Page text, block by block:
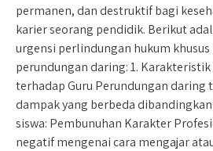
permanen, dan destruktif bagi
karier seorang pendidik. Berikut
urgensi perlindungan hukum
perundungan daring: 1.
terhadap Guru Perundungan
dampak yang berbeda
siswa: Pembunuhan Karakter
negatif mengenai cara mengajar